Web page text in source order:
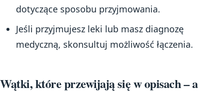
dotyczące sposobu przyjmowania.
Jeśli przyjmujesz leki lub masz diagnozę
medyczną, skonsultuj możliwość łączenia.
Wątki, które przewijają się w opisach – a